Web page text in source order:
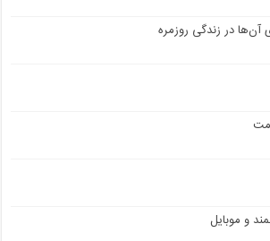
آن‌ها در زندگی روزمره
و موبایل